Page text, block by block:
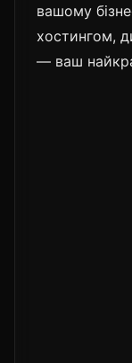
вашому
хостингом,
— ваш